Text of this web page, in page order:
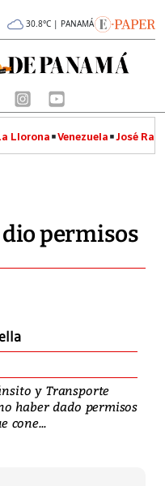
30.8°C | PANAMÁ
Llorona Venezuela José
dio permisos
y Transporte
haber dado permisos
cone...